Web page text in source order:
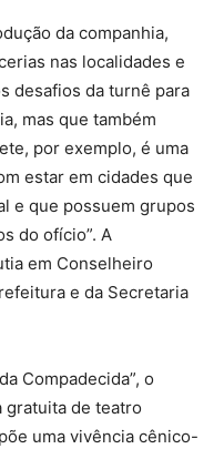
da companhia,
nas localidades e
desafios da turnê para
mas que também
por exemplo, é uma
estar em cidades que
e que possuem grupos
do ofício”. A
em Conselheiro
e da Secretaria
Compadecida”, o
gratuita de teatro
uma vivência cênico-